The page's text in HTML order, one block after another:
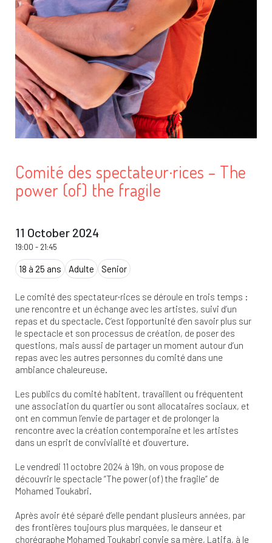
Comité des spectateur·rices – The
power (of) the fragile
11 October 2024
19:00 - 21:45
18 à 25 ans Adulte Senior
Le comité des spectateur·rices se déroule en trois temps :
une rencontre et un échange avec les artistes, suivi d’un
repas et du spectacle. C’est l’opportunité d’en savoir plus sur
le spectacle et son processus de création, de poser des
questions, mais aussi de partager un moment autour d’un
repas avec les autres personnes du comité dans une
ambiance chaleureuse.
Les publics du comité habitent, travaillent ou fréquentent
une association du quartier ou sont allocataires sociaux, et
ont en commun l’envie de partager et de prolonger la
rencontre avec la création contemporaine et les artistes
dans un esprit de convivialité et d’ouverture.
Le vendredi 11 octobre 2024 à 19h, on vous propose de
découvrir le spectacle “The power (of) the fragile” de
Mohamed Toukabri.
Après avoir été séparé d’elle pendant plusieurs années, par
des frontières toujours plus marquées, le danseur et
chorégraphe Mohamed Toukabri convie sa mère, Latifa, à le